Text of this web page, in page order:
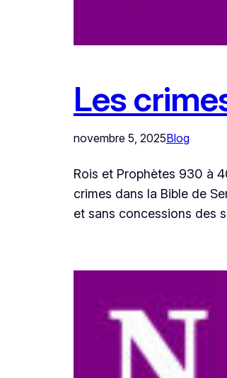
Les
novembre 5, 2025Blog
Rois et Prophètes 930 à
crimes dans la Bible de
et sans concessions des